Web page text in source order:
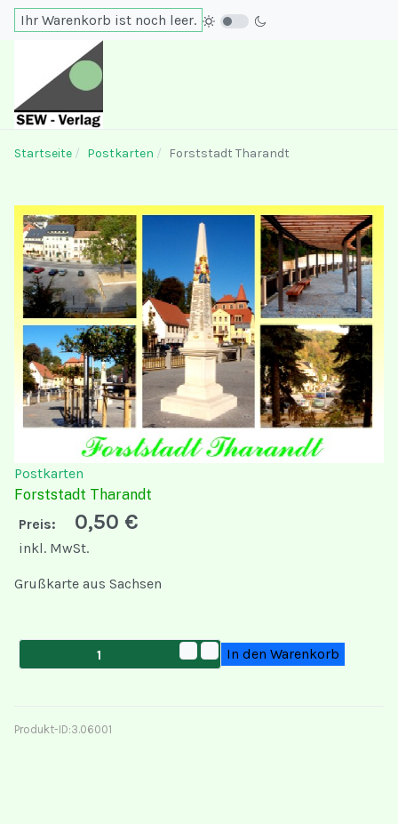
Ihr Warenkorb ist noch leer.
Startseite Postkarten Forststadt Tharandt
Postkarten
Forststadt Tharandt
Preis:
0,50 €
inkl. MwSt.
Grußkarte aus Sachsen
Produkt-ID:3.06001